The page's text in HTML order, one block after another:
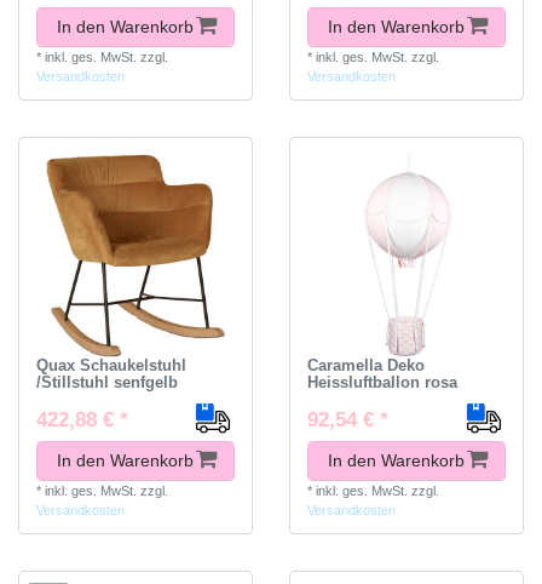
In den Warenkorb
* inkl. ges. MwSt. zzgl.
Versandkosten
In den Warenkorb
* inkl. ges. MwSt. zzgl.
Versandkosten
Quax Schaukelstuhl
/Stillstuhl senfgelb
422,88 € *
In den Warenkorb
* inkl. ges. MwSt. zzgl.
Versandkosten
Caramella Deko
Heissluftballon rosa
92,54 € *
In den Warenkorb
* inkl. ges. MwSt. zzgl.
Versandkosten